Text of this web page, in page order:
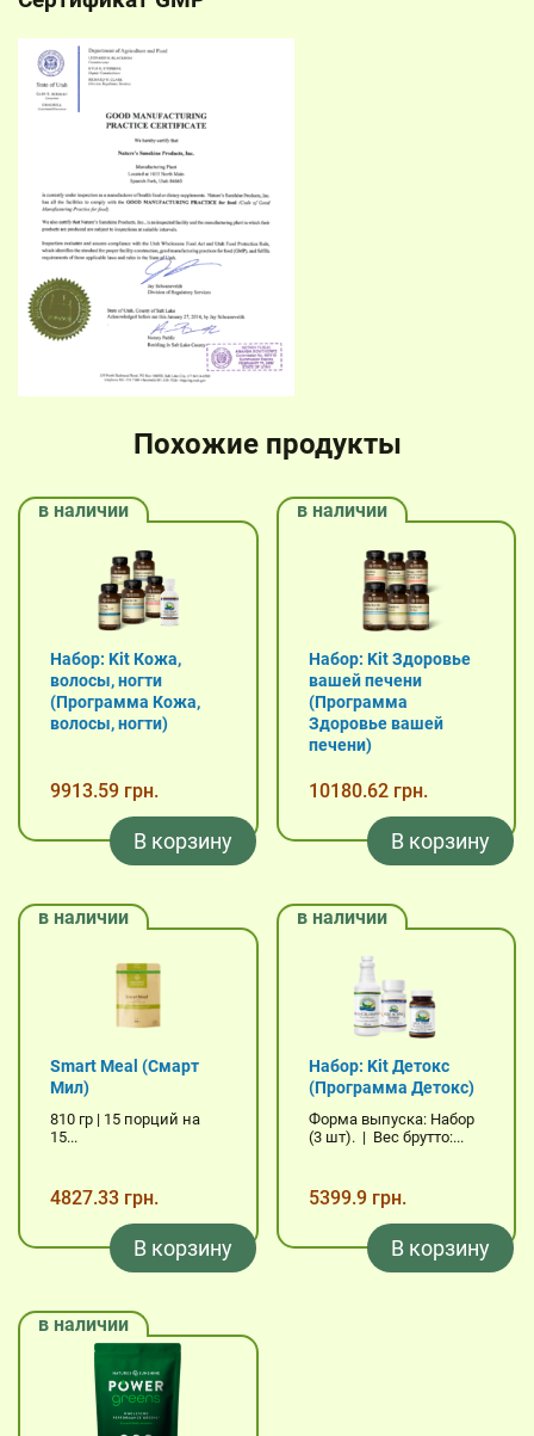
Похожие продукты
в наличии
Набор: Kit Кожа,
волосы, ногти
(Программа Кожа,
волосы, ногти)
9913.59 грн.
В корзину
в наличии
Набор: Kit Здоровье
вашей печени
(Программа
Здоровье вашей
печени)
10180.62 грн.
В корзину
в наличии
Smart Meal (Смарт
Мил)
810 гр | 15 порций на
15...
4827.33 грн.
В корзину
в наличии
Набор: Kit Детокс
(Программа Детокс)
Форма выпуска: Набор
(3 шт). | Вес брутто:...
5399.9 грн.
В корзину
в наличии